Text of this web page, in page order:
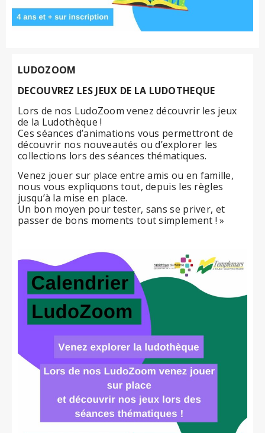
LUDOZOOM
DECOUVREZ LES JEUX DE LA LUDOTHEQUE
Lors de nos LudoZoom venez découvrir les jeux
de la Ludothèque !
Ces séances d’animations vous permettront de
découvrir nos nouveautés ou d’explorer les
collections lors des séances thématiques.
Venez jouer sur place entre amis ou en famille,
nous vous expliquons tout, depuis les règles
jusqu’à la mise en place.
Un bon moyen pour tester, sans se priver, et
passer de bons moments tout simplement ! »